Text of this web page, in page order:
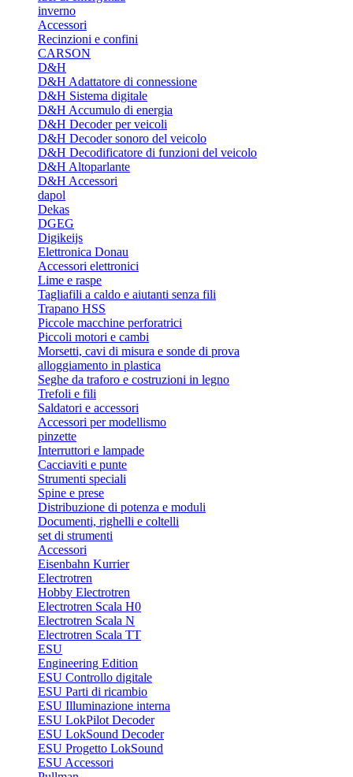
inverno
Accessori
Recinzioni e confini
CARSON
D&H
D&H Adattatore di connessione
D&H Sistema digitale
D&H Accumulo di energia
D&H Decoder per veicoli
D&H Decoder sonoro del veicolo
D&H Decodificatore di funzioni del veicolo
D&H Altoparlante
D&H Accessori
dapol
Dekas
DGEG
Digikeijs
Elettronica Donau
Accessori elettronici
Lime e raspe
Tagliafili a caldo e aiutanti senza fili
Trapano HSS
Piccole macchine perforatrici
Piccoli motori e cambi
Morsetti, cavi di misura e sonde di prova
alloggiamento in plastica
Seghe da traforo e costruzioni in legno
Trefoli e fili
Saldatori e accessori
Accessori per modellismo
pinzette
Interruttori e lampade
Cacciaviti e punte
Strumenti speciali
Spine e prese
Distribuzione di potenza e moduli
Documenti, righelli e coltelli
set di strumenti
Accessori
Eisenbahn Kurrier
Electrotren
Hobby Electrotren
Electrotren Scala H0
Electrotren Scala N
Electrotren Scala TT
ESU
Engineering Edition
ESU Controllo digitale
ESU Parti di ricambio
ESU Illuminazione interna
ESU LokPilot Decoder
ESU LokSound Decoder
ESU Progetto LokSound
ESU Accessori